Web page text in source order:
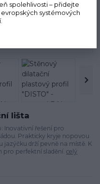
lišta
Inovativní řešení pro
Prakticky kryje nopovou
jazýčku drží pevně na místě. K
pro perfektní sladění. celý
spolehlivosti – přidejte
systémových